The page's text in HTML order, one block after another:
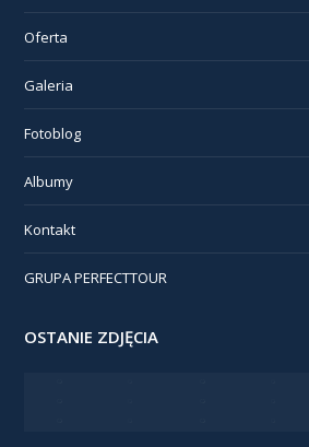
Oferta
Galeria
Fotoblog
Albumy
Kontakt
GRUPA PERFECTTOUR
OSTANIE ZDJĘCIA